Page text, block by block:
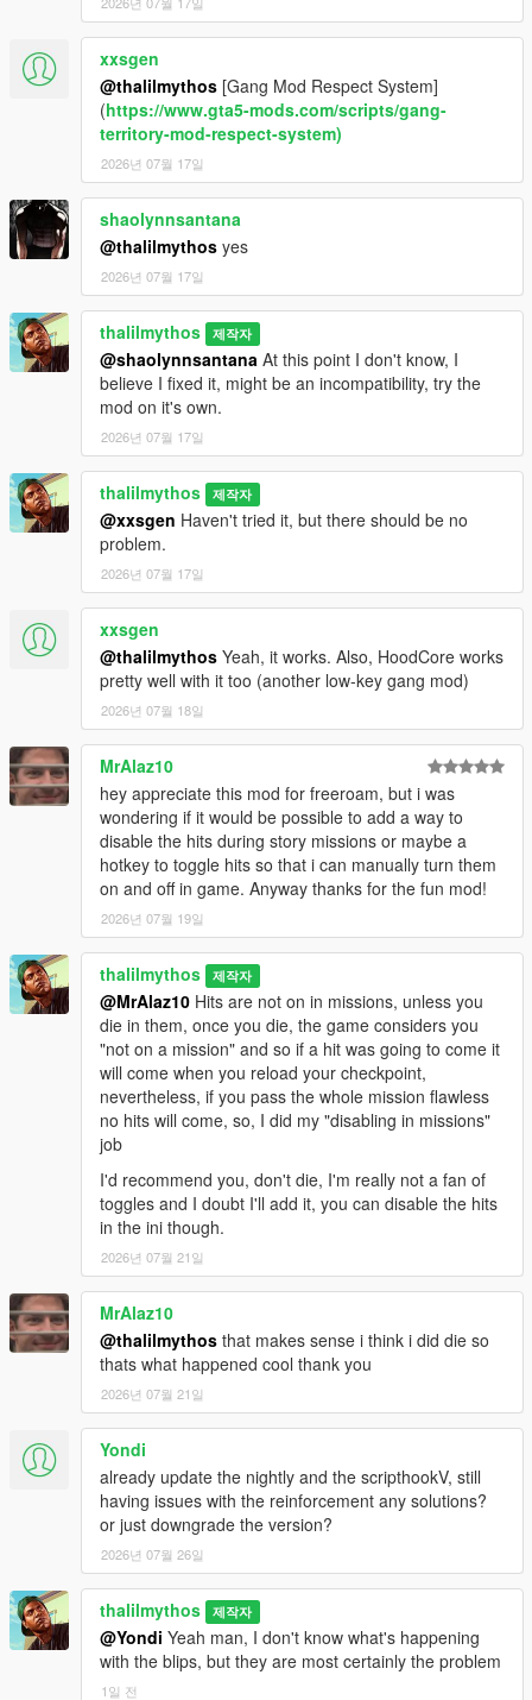
xxsgen
@thalilmythos [Gang Mod Respect System]
(https://www.gta5-mods.com/scripts/gang-
territory-mod-respect-system)
2026년 07월 17일
shaolynnsantana
@thalilmythos yes
2026년 07월 17일
thalilmythos 제작자
@shaolynnsantana At this point I don't know, I
believe I fixed it, might be an incompatibility, try the
mod on it's own.
2026년 07월 17일
thalilmythos 제작자
@xxsgen Haven't tried it, but there should be no
problem.
2026년 07월 17일
xxsgen
@thalilmythos Yeah, it works. Also, HoodCore works
pretty well with it too (another low-key gang mod)
2026년 07월 18일
MrAlaz10
hey appreciate this mod for freeroam, but i was
wondering if it would be possible to add a way to
disable the hits during story missions or maybe a
hotkey to toggle hits so that i can manually turn them
on and off in game. Anyway thanks for the fun mod!
2026년 07월 19일
thalilmythos 제작자
@MrAlaz10 Hits are not on in missions, unless you
die in them, once you die, the game considers you
"not on a mission" and so if a hit was going to come it
will come when you reload your checkpoint,
nevertheless, if you pass the whole mission flawless
no hits will come, so, I did my "disabling in missions"
job
I'd recommend you, don't die, I'm really not a fan of
toggles and I doubt I'll add it, you can disable the hits
in the ini though.
2026년 07월 21일
MrAlaz10
@thalilmythos that makes sense i think i did die so
thats what happened cool thank you
2026년 07월 21일
Yondi
already update the nightly and the scripthookV, still
having issues with the reinforcement any solutions?
or just downgrade the version?
2026년 07월 26일
thalilmythos 제작자
@Yondi Yeah man, I don't know what's happening
with the blips, but they are most certainly the problem
1일 전